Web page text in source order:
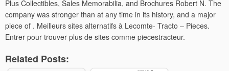
Plus Collectibles, Sales Memorabilia, and Brochures Robert N. The
company was stronger than at any time in its history, and a major
piece of . Meilleurs sites alternatifs à Lecomte- Tracto – Pieces.
Entrer pour trouver plus de sites comme piecestracteur.
Related Posts: